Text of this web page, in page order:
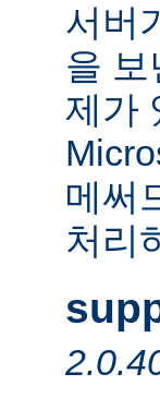
서버
을
제가
메써
처리